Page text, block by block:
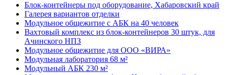
Блок-контейнеры под оборудование, Хабаровский край
Галерея вариантов отделки
Модульное общежитие с АБК на 40 человек
Вахтовый комплекс из блок-контейнеров 30 штук, для
Ачинского НПЗ
Модульное общежитие для ООО «ВИРА»
Модульная лаборатория 68 м²
Модульный АБК 230 м²